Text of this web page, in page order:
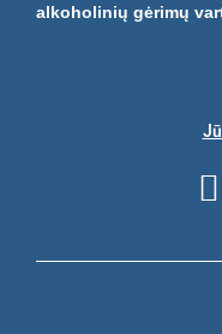
alkoholinių gėrimų